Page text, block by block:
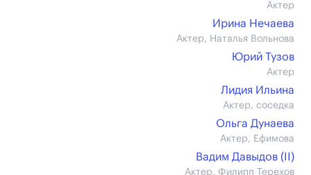
Актер
Ирина Нечаева
Актер, Наталья Вольнова
Юрий Тузов
Актер
Лидия Ильина
Актер, соседка
Ольга Дунаева
Актер, Ефимова
Вадим Давыдов (II)
Актер, Филипп Терехов